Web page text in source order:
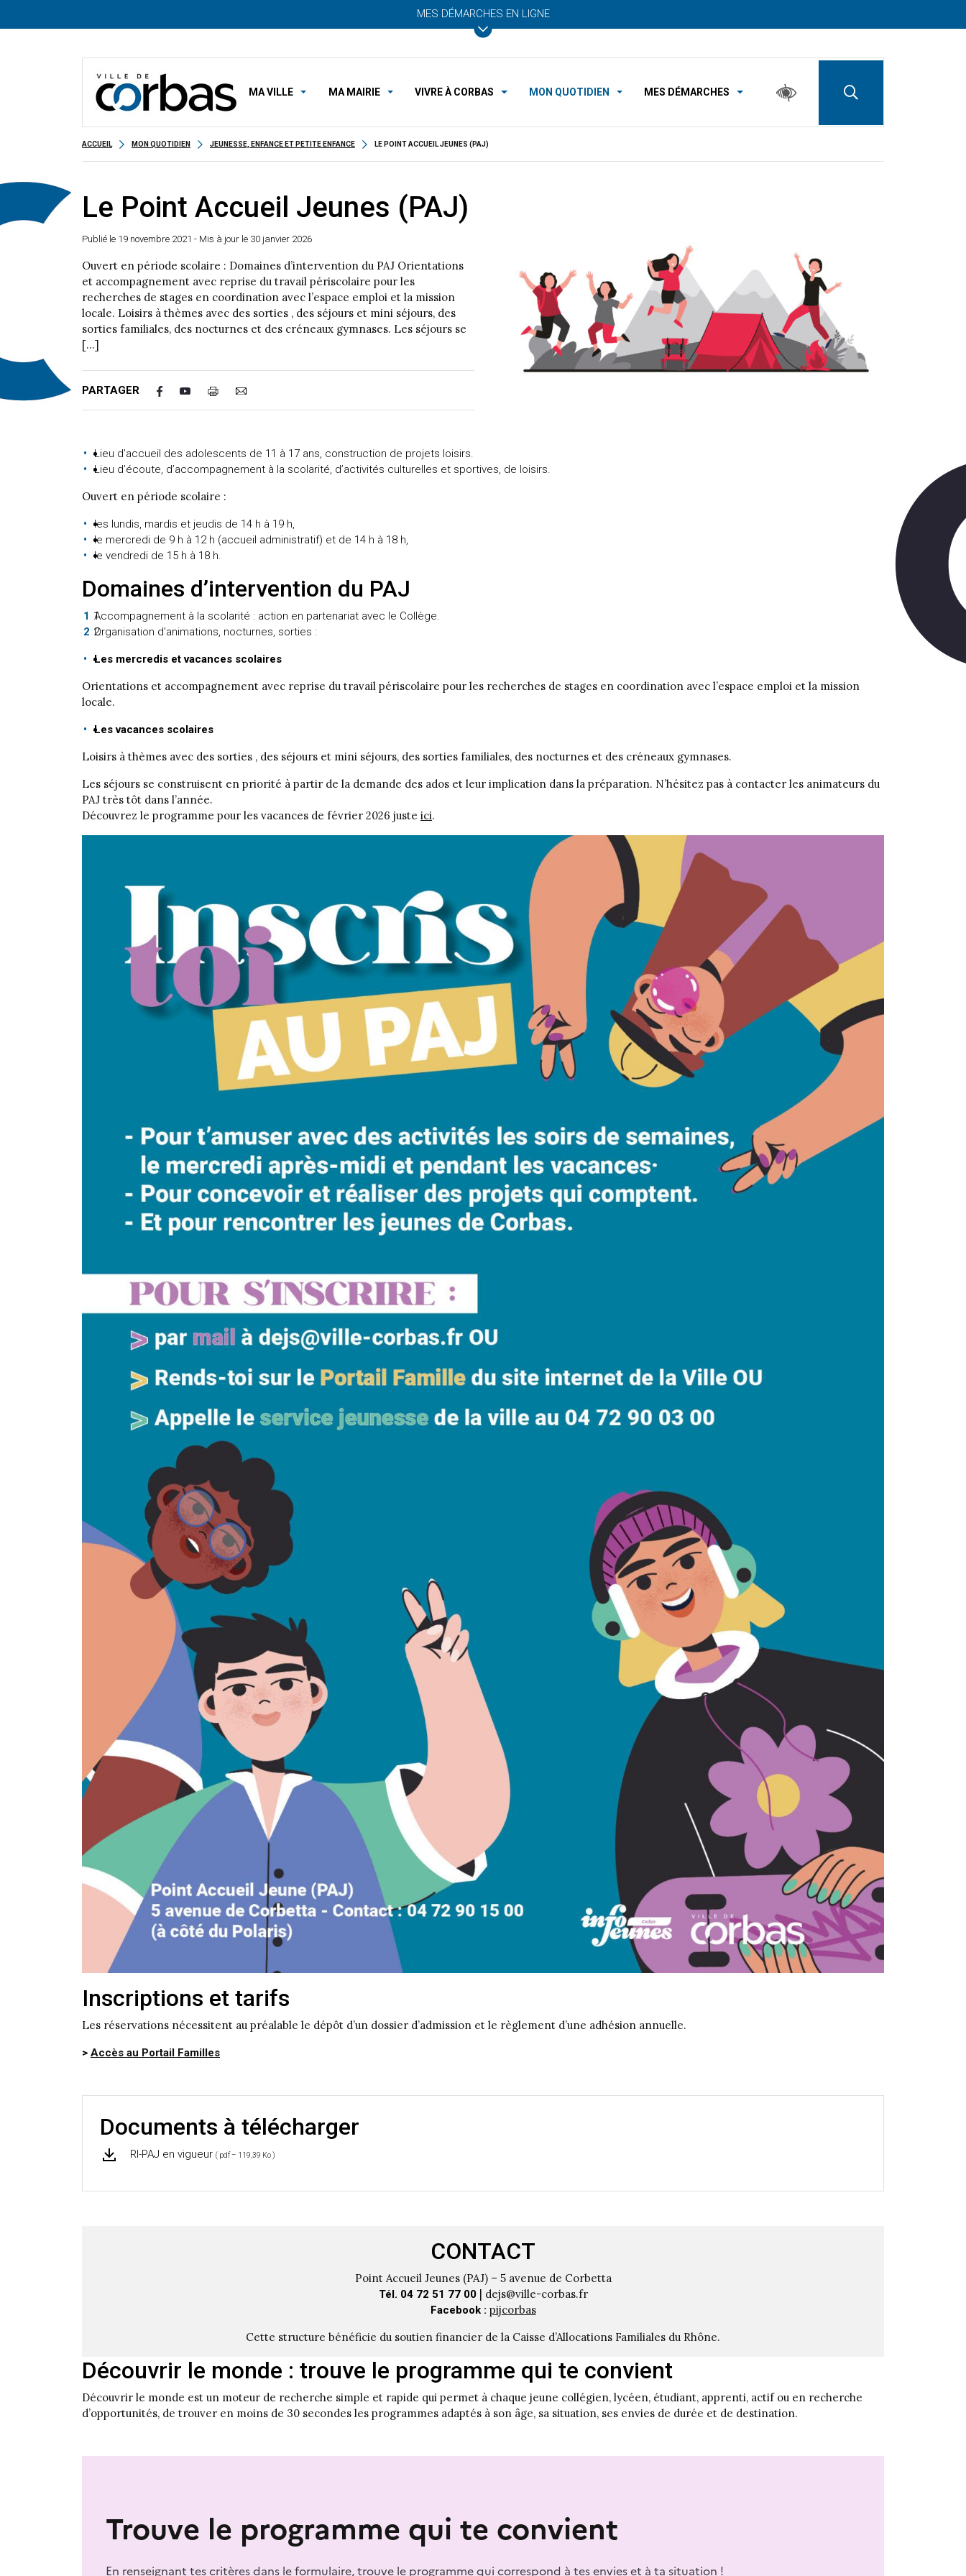
MES DÉMARCHES EN LIGNE
MA VILLE MA MAIRIE VIVRE À CORBAS MON QUOTIDIEN MES DÉMARCHES
ACCUEIL MON QUOTIDIEN JEUNESSE, ENFANCE ET PETITE ENFANCE LE POINT ACCUEIL JEUNES (PAJ)
Le Point Accueil Jeunes (PAJ)
Publié le 19 novembre 2021 - Mis à jour le 30 janvier 2026
Ouvert en période scolaire : Domaines d’intervention du PAJ Orientations
et accompagnement avec reprise du travail périscolaire pour les
recherches de stages en coordination avec l’espace emploi et la mission
locale. Loisirs à thèmes avec des sorties , des séjours et mini séjours, des
sorties familiales, des nocturnes et des créneaux gymnases. Les séjours se
[…]
PARTAGER
Lieu d’accueil des adolescents de 11 à 17 ans, construction de projets loisirs.
Lieu d’écoute, d’accompagnement à la scolarité, d’activités culturelles et sportives, de loisirs.
Ouvert en période scolaire :
les lundis, mardis et jeudis de 14 h à 19 h,
le mercredi de 9 h à 12 h (accueil administratif) et de 14 h à 18 h,
le vendredi de 15 h à 18 h.
Domaines d’intervention du PAJ
Accompagnement à la scolarité : action en partenariat avec le Collège.
Organisation d’animations, nocturnes, sorties :
Les mercredis et vacances scolaires
Orientations et accompagnement avec reprise du travail périscolaire pour les recherches de stages en coordination avec l’espace emploi et la mission
locale.
Les vacances scolaires
Loisirs à thèmes avec des sorties , des séjours et mini séjours, des sorties familiales, des nocturnes et des créneaux gymnases.
Les séjours se construisent en priorité à partir de la demande des ados et leur implication dans la préparation. N’hésitez pas à contacter les animateurs du
PAJ très tôt dans l’année.
Découvrez le programme pour les vacances de février 2026 juste ici.
Inscriptions et tarifs
Les réservations nécessitent au préalable le dépôt d’un dossier d’admission et le règlement d’une adhésion annuelle.
> Accès au Portail Familles
Documents à télécharger
RI-PAJ en vigueur ( pdf – 119,39 Ko )
CONTACT
Point Accueil Jeunes (PAJ) – 5 avenue de Corbetta
Tél. 04 72 51 77 00| dejs@ville-corbas.fr
Facebook : pijcorbas
Cette structure bénéficie du soutien financier de la Caisse d’Allocations Familiales du Rhône.
Découvrir le monde : trouve le programme qui te convient
Découvrir le monde est un moteur de recherche simple et rapide qui permet à chaque jeune collégien, lycéen, étudiant, apprenti, actif ou en recherche
d’opportunités, de trouver en moins de 30 secondes les programmes adaptés à son âge, sa situation, ses envies de durée et de destination.